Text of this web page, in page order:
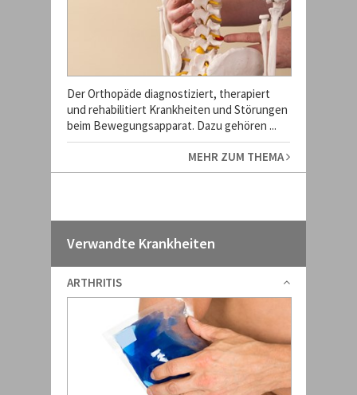
Der Orthopäde diagnostiziert, therapiert
und rehabilitiert Krankheiten und Störungen
beim Bewegungsapparat. Dazu gehören ...
MEHR ZUM THEMA
Verwandte Krankheiten
ARTHRITIS